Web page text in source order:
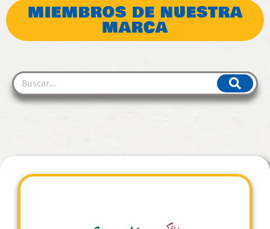
MIEMBROS DE NUESTRA
MARCA